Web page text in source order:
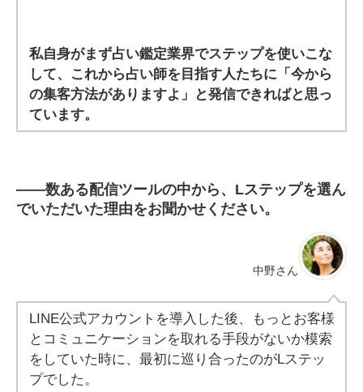
私自身がまず占い鑑定業界でステップを使いこな
して、これから占い師を目指す人たちに「今から
の集客方法がありますよ」と発信できればと思っ
ています。
――数ある配信ツールの中から、Lステップを選ん
でいただいた理由をお聞かせください。
中野さん
LINE公式アカウントを導入した後、もっとお客様
とコミュニケーションを取れる手段がないか模索
をしていた時に、最初に巡り合ったのがLステッ
プでした。